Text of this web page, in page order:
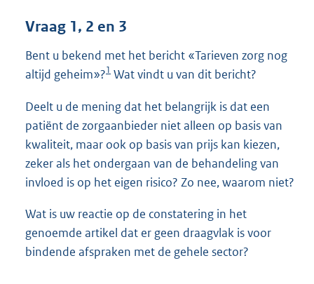
Vraag 1, 2 en 3
Bent u bekend met het bericht «Tarieven zorg nog
altijd geheim»?1 Wat vindt u van dit bericht?
Deelt u de mening dat het belangrijk is dat een
patiënt de zorgaanbieder niet alleen op basis van
kwaliteit, maar ook op basis van prijs kan kiezen,
zeker als het ondergaan van de behandeling van
invloed is op het eigen risico? Zo nee, waarom niet?
Wat is uw reactie op de constatering in het
genoemde artikel dat er geen draagvlak is voor
bindende afspraken met de gehele sector?